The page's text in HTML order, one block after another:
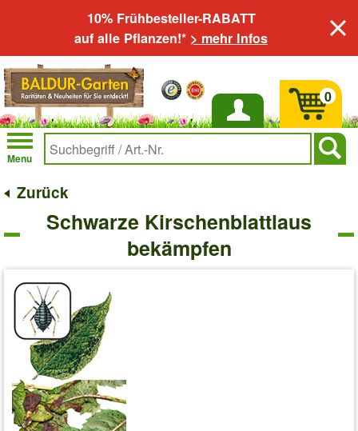
10% Frühbesteller-RABATT
auf alle Pflanzen!* > mehr Infos
Anmelden
Menu
0
Zurück
Schwarze Kirschenblattlaus
bekämpfen